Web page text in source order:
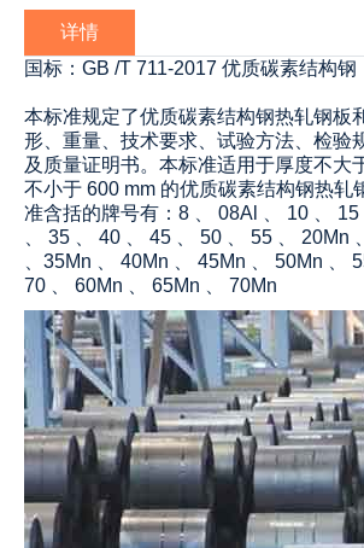
详情
国标：GB /T 711-2017 优质碳素结构钢
本标准规定了优质碳素结构钢热轧钢板
形、重量、技术要求、试验方法、检验
及质量证明书。本标准适用于厚度不大
不小于 600 mm 的优质碳素结构钢热轧
准含括的牌号有：8 、 08Al 、 10 、
、 35 、 40 、 45 、 50 、 55 、 20Mn
、35Mn 、 40Mn 、 45Mn 、 50Mn 、
70 、 60Mn 、 65Mn 、 70Mn